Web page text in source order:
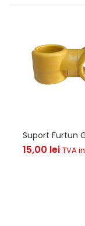
Suport Furtun
15,00 lei TVA